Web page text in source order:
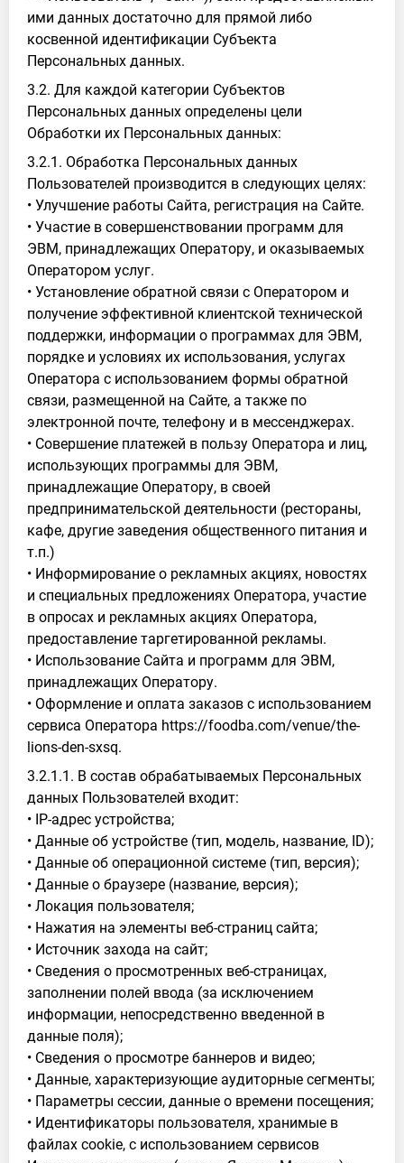
ими данных достаточно для прямой либо
косвенной идентификации Субъекта
Персональных данных.
3.2. Для каждой категории Субъектов
Персональных данных определены цели
Обработки их Персональных данных:
3.2.1. Обработка Персональных данных
Пользователей производится в следующих целях:
• Улучшение работы Сайта, регистрация на Сайте.
• Участие в совершенствовании программ для
ЭВМ, принадлежащих Оператору, и оказываемых
Оператором услуг.
• Установление обратной связи с Оператором и
получение эффективной клиентской технической
поддержки, информации о программах для ЭВМ,
порядке и условиях их использования, услугах
Оператора с использованием формы обратной
связи, размещенной на Сайте, а также по
электронной почте, телефону и в мессенджерах.
• Совершение платежей в пользу Оператора и лиц,
использующих программы для ЭВМ,
принадлежащие Оператору, в своей
предпринимательской деятельности (рестораны,
кафе, другие заведения общественного питания и
т.п.)
• Информирование о рекламных акциях, новостях
и специальных предложениях Оператора, участие
в опросах и рекламных акциях Оператора,
предоставление таргетированной рекламы.
• Использование Сайта и программ для ЭВМ,
принадлежащих Оператору.
• Оформление и оплата заказов с использованием
сервиса Оператора https://foodba.com/venue/the-
lions-den-sxsq.
3.2.1.1. В состав обрабатываемых Персональных
данных Пользователей входит:
• IP-адрес устройства;
• Данные об устройстве (тип, модель, название, ID);
• Данные об операционной системе (тип, версия);
• Данные о браузере (название, версия);
• Локация пользователя;
• Нажатия на элементы веб-страниц сайта;
• Источник захода на сайт;
• Сведения о просмотренных веб-страницах,
заполнении полей ввода (за исключением
информации, непосредственно введенной в
данные поля);
• Сведения о просмотре баннеров и видео;
• Данные, характеризующие аудиторные сегменты;
• Параметры сессии, данные о времени посещения;
• Идентификаторы пользователя, хранимые в
файлах cookie, с использованием сервисов